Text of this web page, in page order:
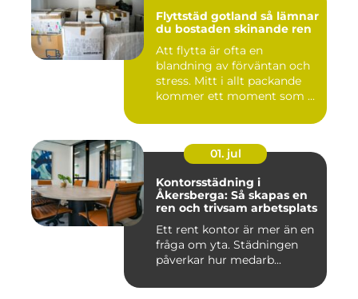
Flyttstäd gotland så lämnar
du bostaden skinande ren
Att flytta är ofta en
blandning av förväntan och
stress. Mitt i allt packande
kommer ett moment som ...
01. jul
Kontorsstädning i
Åkersberga: Så skapas en
ren och trivsam arbetsplats
Ett rent kontor är mer än en
fråga om yta. Städningen
påverkar hur medarb...